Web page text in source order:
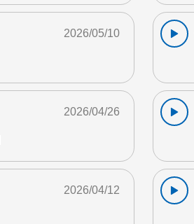
2026/05/10
2026/04/26
2026/04/12